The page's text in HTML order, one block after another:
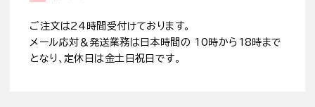
ご注文は24時間受付けております。
メール応対＆発送業務は日本時間の 10時から18時まで
となり、定休日は金土日祝日です。